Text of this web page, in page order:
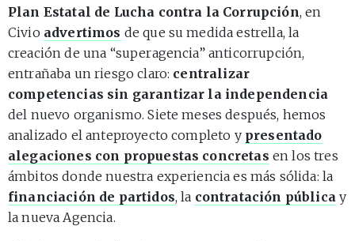
Plan Estatal de Lucha contra la Corrupción, en
Civio advertimos de que su medida estrella, la
creación de una “superagencia” anticorrupción,
entrañaba un riesgo claro: centralizar
competencias sin garantizar la independencia
del nuevo organismo. Siete meses después, hemos
analizado el anteproyecto completo y presentado
alegaciones con propuestas concretas en los tres
ámbitos donde nuestra experiencia es más sólida: la
financiación de partidos, la contratación pública y
la nueva Agencia.